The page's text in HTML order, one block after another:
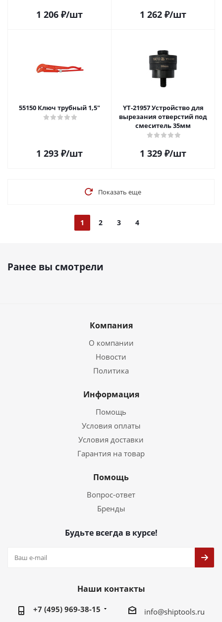
1 206 ₽/шт 1 262 ₽/шт
55150 Ключ трубный 1,5"
1 293 ₽/шт
YT-21957 Устройство для
вырезания отверстий под
смеситель 35мм
1 329 ₽/шт
Показать еще
1 2 3 4
Ранее вы смотрели
Компания
О компании
Новости
Политика
Информация
Помощь
Условия оплаты
Условия доставки
Гарантия на товар
Помощь
Вопрос-ответ
Бренды
Будьте всегда в курсе!
Наши контакты
+7 (495) 969-38-15 info@shiptools.ru